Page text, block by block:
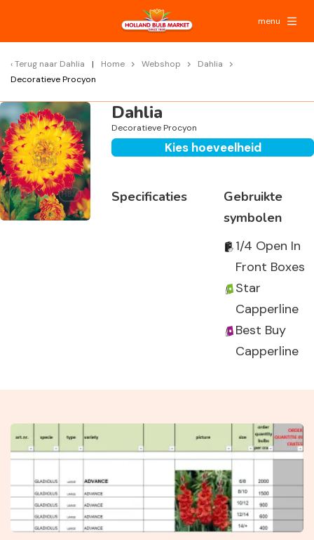
menu
Terug naar Dahlia Home Webshop
Dahlia
Decoratieve Procyon
Dahlia
Decoratieve Procyon
Kies hoeveelheid
Specificaties
Gebruikte
symbolen
1/4 Open In
Front Boxes
Star
Capperline
Best Buy
Capperline